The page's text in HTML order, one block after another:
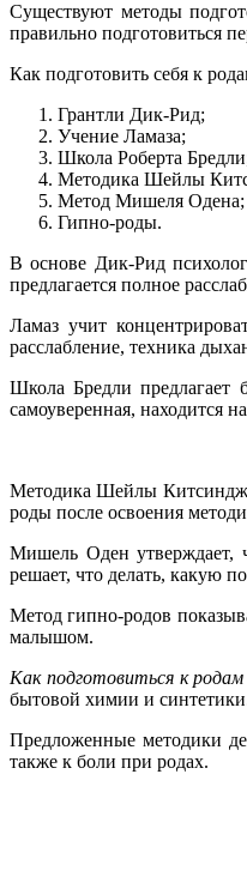
Существуют методы
правильно подготовиться
Как подготовить себя к
Грантли Дик-Рид;
Учение Ламаза;
Школа Роберта
Методика Шейлы
Метод Мишеля Одена;
Гипно-роды.
В основе Дик-Рид
предлагается полное
Ламаз учит
расслабление, техника
Школа Бредли предлагает
самоуверенная, находится
Методика Шейлы
роды после освоения
Мишель Оден утверждает,
решает, что делать, какую
Метод гипно-родов
малышом.
Как подготовиться к родам
бытовой химии и
Предложенные методики
также к боли при родах.